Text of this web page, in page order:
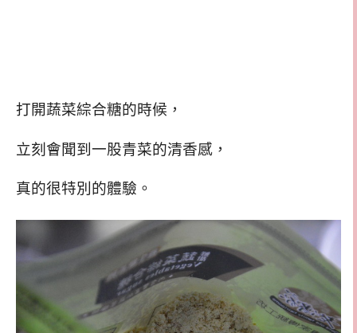
打開蔬菜綜合糖的時候，
立刻會聞到一股青菜的清香感，
真的很特別的體驗。